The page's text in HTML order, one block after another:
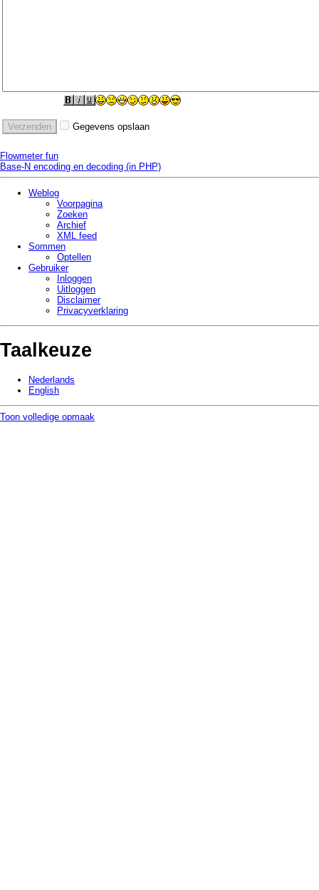
Gegevens opslaan
Flowmeter fun
Base-N encoding en decoding (in PHP)
Weblog
Voorpagina
Zoeken
Archief
XML feed
Sommen
Optellen
Gebruiker
Inloggen
Uitloggen
Disclaimer
Privacy­verklaring
Taalkeuze
Nederlands
English
Toon volledige opmaak